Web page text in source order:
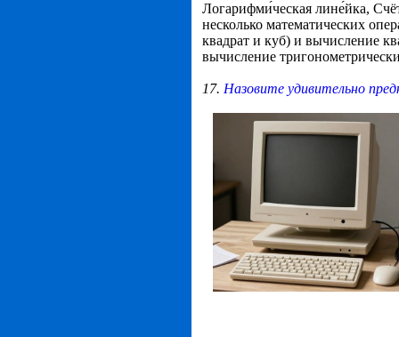
Логарифми́ческая лине́йка,
несколько математических
квадрат и куб) и вычисление
вычисление
17. Назовите удивительно